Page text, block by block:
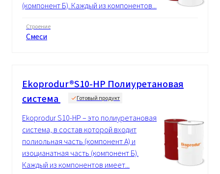
(компонент Б). Каждый из компонентов...
Строение
Смеси
Ekoprodur®S10-HP Полиуретановая
система
Готовый продукт
Ekoprodur S10-HP – это полиуретановая
система, в состав которой входит
полиольная часть (компонент А) и
изоцианатная часть (компонент Б).
Каждый из компонентов имеет...